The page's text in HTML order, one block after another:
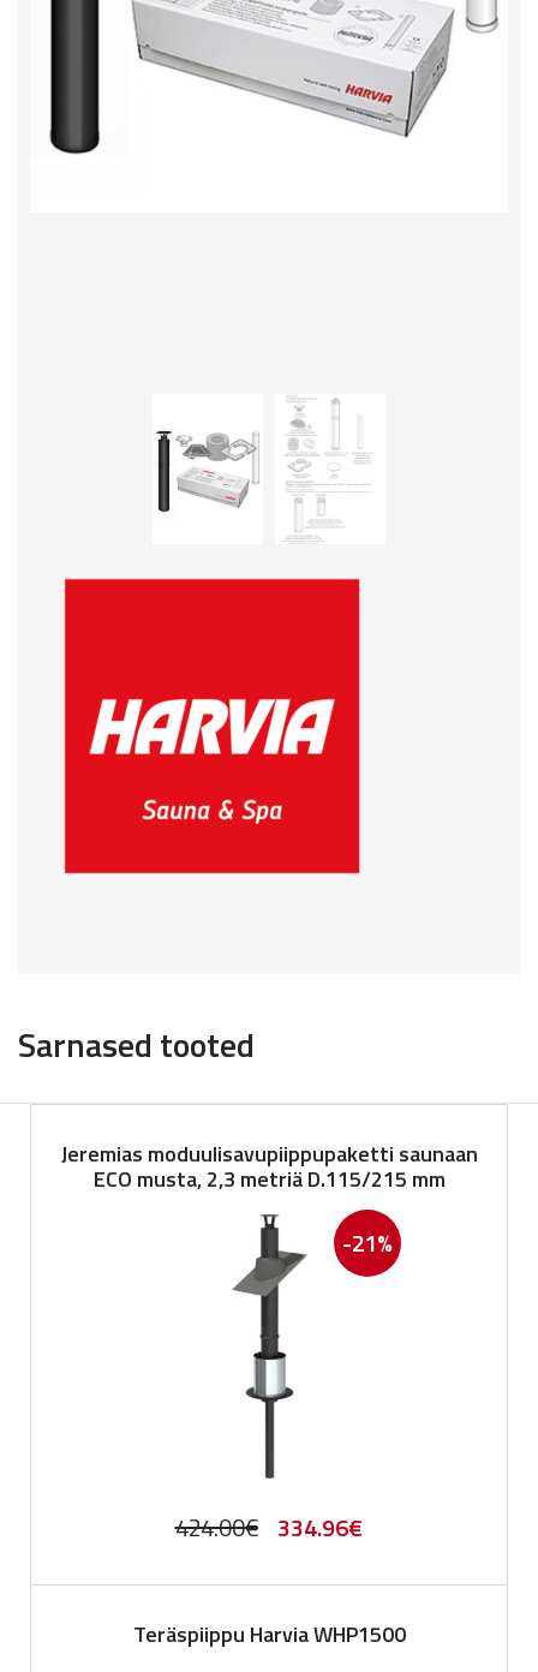
Sarnased tooted
Jeremias moduulisavupiippupaketti saunaan
ECO musta, 2,3 metriä D.115/215 mm
-21%
424.00€ Original
424.00€.
334.96€
334.96€.
Teräspiippu Harvia WHP1500